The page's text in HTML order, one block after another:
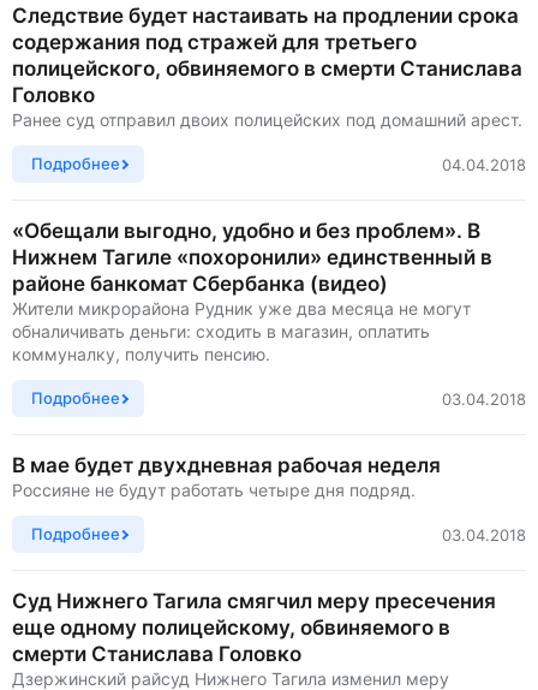
Следствие будет настаивать на продлении срока
содержания под стражей для третьего
полицейского, обвиняемого в смерти Станислава
Головко
Ранее суд отправил двоих полицейских под домашний арест.
Подробнее 04.04.2018
«Обещали выгодно, удобно и без проблем». В
Нижнем Тагиле «похоронили» единственный в
районе банкомат Сбербанка (видео)
Жители микрорайона Рудник уже два месяца не могут
обналичивать деньги: сходить в магазин, оплатить
коммуналку, получить пенсию.
Подробнее 03.04.2018
В мае будет двухдневная рабочая неделя
Россияне не будут работать четыре дня подряд.
Подробнее 03.04.2018
Суд Нижнего Тагила смягчил меру пресечения
еще одному полицейскому, обвиняемого в
смерти Станислава Головко
Дзержинский райсуд Нижнего Тагила изменил меру